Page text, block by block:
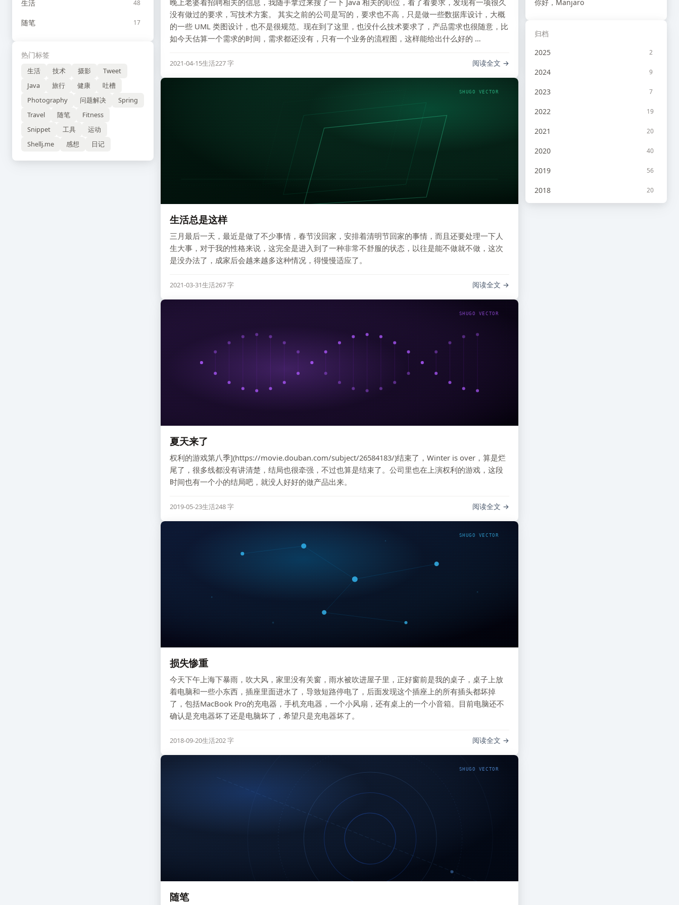
生活 48
随笔 17
热门标签
生活 技术 摄影
Tweet
Java
旅行 健康
吐槽
Photography
问题解决
Spring
Travel
随笔
Fitness
Snippet
工具
运动
Shellj.me
感想 日记
晚上老婆看招聘相关的信息，我随手拿过来搜了一下 Java 相关的职位，看了看要求，发现有一项很久
没有做过的要求，写技术方案。 其实之前的公司是写的，要求也不高，只是做一些数据库设计，大概
的一些 UML 类图设计，也不是很规范。现在到了这里，也没什么技术要求了，产品需求也很随意，比
如今天估算一个需求的时间，需求都还没有，只有一个业务的流程图，这样能给出什么好的 …
2021-04-15生活227 字 阅读全文
SHUGO VECTOR
生活总是这样
三月最后一天，最近是做了不少事情，春节没回家，安排着清明节回家的事情，而且还要处理一下人
生大事，对于我的性格来说，这完全是进入到了一种非常不舒服的状态，以往是能不做就不做，这次
是没办法了，成家后会越来越多这种情况，得慢慢适应了。
2021-03-31生活267 字 阅读全文
SHUGO VECTOR
夏天来了
权利的游戏第八季](https://movie.douban.com/subject/26584183/)结束了，Winter is over，算是烂
尾了，很多线都没有讲清楚，结局也很牵强，不过也算是结束了。公司里也在上演权利的游戏，这段
时间也有一个小的结局吧，就没人好好的做产品出来。
2019-05-23生活248 字 阅读全文
SHUGO VECTOR
损失惨重
今天下午上海下暴雨，吹大风，家里没有关窗，雨水被吹进屋子里，正好窗前是我的桌子，桌子上放
着电脑和一些小东西，插座里面进水了，导致短路停电了，后面发现这个插座上的所有插头都坏掉
了，包括MacBook Pro的充电器，手机充电器，一个小风扇，还有桌上的一个小音箱。目前电脑还不
确认是充电器坏了还是电脑坏了，希望只是充电器坏了。
2018-09-20生活202 字 阅读全文
SHUGO VECTOR
随笔
你好，Manjaro
归档
2025
2
2024 9
2023 7
2022 19
2021 20
2020 40
2019 56
2018 20